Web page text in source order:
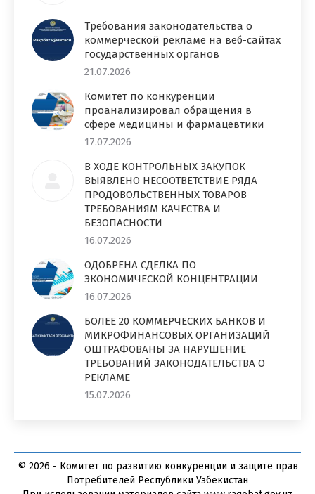
Требования законодательства о
коммерческой рекламе на веб-сайтах
государственных органов
21.07.2026
Комитет по конкуренции
проанализировал обращения в
сфере медицины и фармацевтики
17.07.2026
В ХОДЕ КОНТРОЛЬНЫХ ЗАКУПОК
ВЫЯВЛЕНО НЕСООТВЕТСТВИЕ РЯДА
ПРОДОВОЛЬСТВЕННЫХ ТОВАРОВ
ТРЕБОВАНИЯМ КАЧЕСТВА И
БЕЗОПАСНОСТИ
16.07.2026
ОДОБРЕНА СДЕЛКА ПО
ЭКОНОМИЧЕСКОЙ КОНЦЕНТРАЦИИ
16.07.2026
БОЛЕЕ 20 КОММЕРЧЕСКИХ БАНКОВ И
МИКРОФИНАНСОВЫХ ОРГАНИЗАЦИЙ
ОШТРАФОВАНЫ ЗА НАРУШЕНИЕ
ТРЕБОВАНИЙ ЗАКОНОДАТЕЛЬСТВА О
РЕКЛАМЕ
15.07.2026
© 2026 - Комитет по развитию конкуренции и защите прав
Потребителей Республики Узбекистан